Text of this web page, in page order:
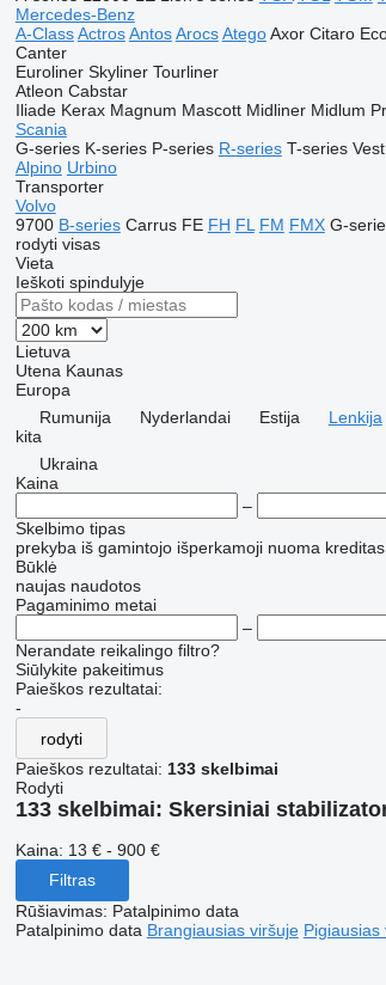
Mercedes-Benz
A-Class Actros Antos Arocs Atego Axor Citaro
Canter
Euroliner Skyliner Tourliner
Atleon Cabstar
Iliade Kerax Magnum Mascott Midliner Midlum
Scania
G-series K-series P-series R-series T-series Vest
Alpino Urbino
Transporter
Volvo
9700 B-series Carrus FE FH FL FM FMX G-
rodyti visas
Vieta
Ieškoti spindulyje
Lietuva
Utena Kaunas
Europa
Rumunija
Nyderlandai Estija Lenkija
kita
Ukraina
Kaina
–
Skelbimo tipas
prekyba iš gamintojo išperkamoji nuoma kreditas
Būklė
naujas naudotos
Pagaminimo metai
–
Nerandate reikalingo filtro?
Siūlykite pakeitimus
Paieškos rezultatai:
-
rodyti
Paieškos rezultatai: 133 skelbimai
Rodyti
133 skelbimai: Skersiniai
Kaina: 13 € - 900 €
Filtras
Rūšiavimas: Patalpinimo data
Patalpinimo data Brangiausias viršuje Pigiausias